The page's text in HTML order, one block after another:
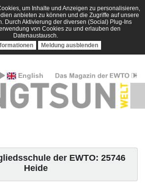
um Inhalte und Anzeigen zu personalisieren,
anbieten zu können und die Zugriffe auf unsere
Durch Aktivierung der diversen (Social) Plug-Ins
von Cookies zu und erlauben den
Datenaustausch.
Meldung ausblenden
English
der EWTO: 25746
Heide